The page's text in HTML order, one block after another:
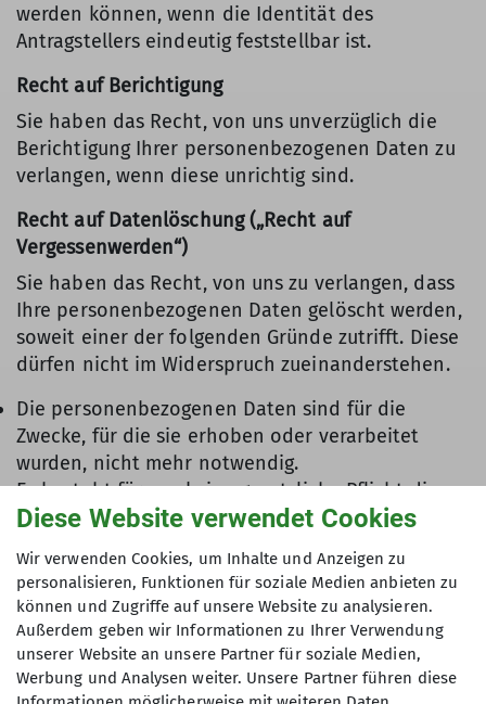
werden können, wenn die Identität des
Antragstellers eindeutig feststellbar ist.
Recht auf Berichtigung
Sie haben das Recht, von uns unverzüglich die
Berichtigung Ihrer personenbezogenen Daten zu
verlangen, wenn diese unrichtig sind.
Recht auf Datenlöschung („Recht auf
Vergessenwerden“)
Sie haben das Recht, von uns zu verlangen, dass
Ihre personenbezogenen Daten gelöscht werden,
soweit einer der folgenden Gründe zutrifft. Diese
dürfen nicht im Widerspruch zueinanderstehen.
Die personenbezogenen Daten sind für die
Zwecke, für die sie erhoben oder verarbeitet
wurden, nicht mehr notwendig.
Es besteht für uns keine gesetzliche Pflicht die
Daten zu speichern.
Verarbeitung stützte, und es existiert keine
anderweitige Rechtsgrundlage für die
Speicherung.
Sie legen Widerspruch gegen die Verarbeitung ein
und es liegt keine Rechtsgrundlage für eine
Diese Website verwendet Cookies
Wir verwenden Cookies, um Inhalte und Anzeigen zu
personalisieren, Funktionen für soziale Medien anbieten zu
können und Zugriffe auf unsere Website zu analysieren.
Außerdem geben wir Informationen zu Ihrer Verwendung
unserer Website an unsere Partner für soziale Medien,
Werbung und Analysen weiter. Unsere Partner führen diese